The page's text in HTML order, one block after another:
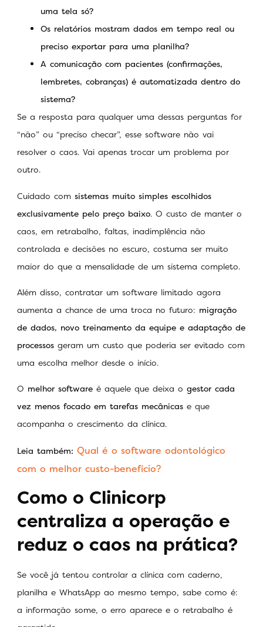
uma tela só?
Os relatórios mostram dados em tempo real ou
preciso exportar para uma planilha?
A comunicação com pacientes (confirmações,
lembretes, cobranças) é automatizada dentro do
sistema?
Se a resposta para qualquer uma dessas perguntas for
“não” ou “preciso checar”, esse software não vai
resolver o caos. Vai apenas trocar um problema por
outro.
Cuidado com sistemas muito simples escolhidos
exclusivamente pelo preço baixo. O custo de manter o
caos, em retrabalho, faltas, inadimplência não
controlada e decisões no escuro, costuma ser muito
maior do que a mensalidade de um sistema completo.
Além disso, contratar um software limitado agora
aumenta a chance de uma troca no futuro: migração
de dados, novo treinamento da equipe e adaptação de
processos geram um custo que poderia ser evitado com
uma escolha melhor desde o início.
O melhor software é aquele que deixa o gestor cada
vez menos focado em tarefas mecânicas e que
acompanha o crescimento da clínica.
Leia também: Qual é o software odontológico
com o melhor custo-benefício?
Como o Clinicorp
centraliza a operação e
reduz o caos na prática?
Se você já tentou controlar a clínica com caderno,
planilha e WhatsApp ao mesmo tempo, sabe como é:
a informação some, o erro aparece e o retrabalho é